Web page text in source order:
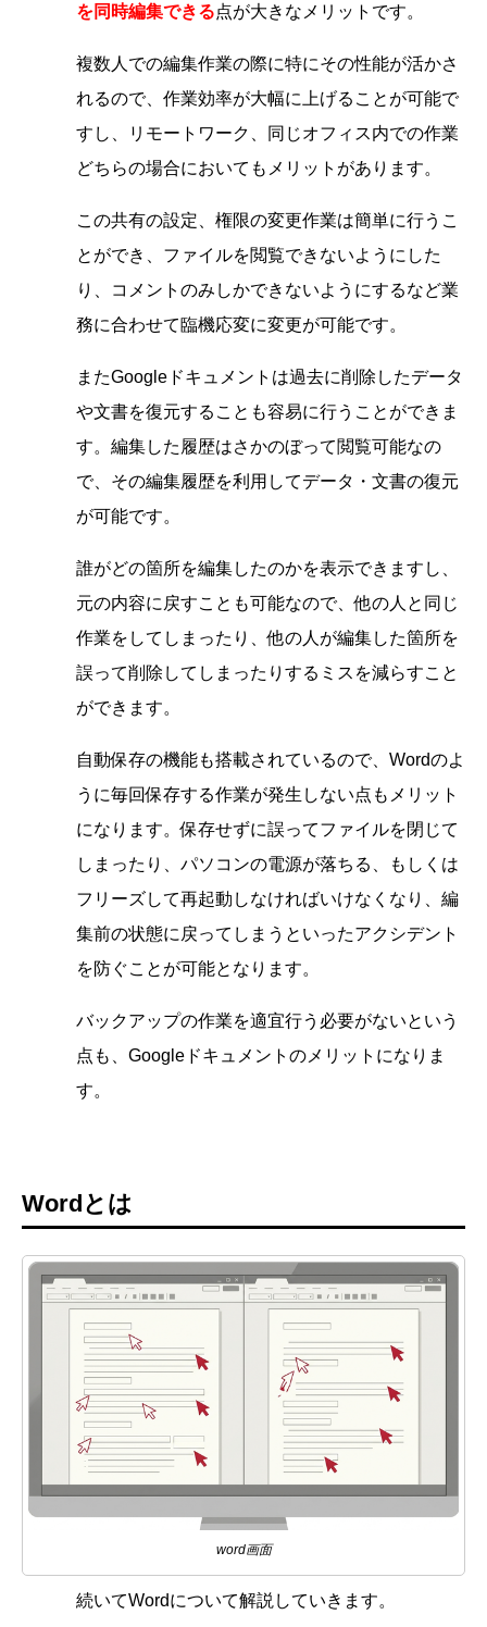
を同時編集できる点が大きなメリットです。
複数人での編集作業の際に特にその性能が活かさ
れるので、作業効率が大幅に上げることが可能で
すし、リモートワーク、同じオフィス内での作業
どちらの場合においてもメリットがあります。
この共有の設定、権限の変更作業は簡単に行うこ
とができ、ファイルを閲覧できないようにした
り、コメントのみしかできないようにするなど業
務に合わせて臨機応変に変更が可能です。
またGoogleドキュメントは過去に削除したデータ
や文書を復元することも容易に行うことができま
す。編集した履歴はさかのぼって閲覧可能なの
で、その編集履歴を利用してデータ・文書の復元
が可能です。
誰がどの箇所を編集したのかを表示できますし、
元の内容に戻すことも可能なので、他の人と同じ
作業をしてしまったり、他の人が編集した箇所を
誤って削除してしまったりするミスを減らすこと
ができます。
自動保存の機能も搭載されているので、Wordのよ
うに毎回保存する作業が発生しない点もメリット
になります。保存せずに誤ってファイルを閉じて
しまったり、パソコンの電源が落ちる、もしくは
フリーズして再起動しなければいけなくなり、編
集前の状態に戻ってしまうといったアクシデント
を防ぐことが可能となります。
バックアップの作業を適宜行う必要がないという
点も、Googleドキュメントのメリットになりま
す。
Wordとは
word画面
続いてWordについて解説していきます。